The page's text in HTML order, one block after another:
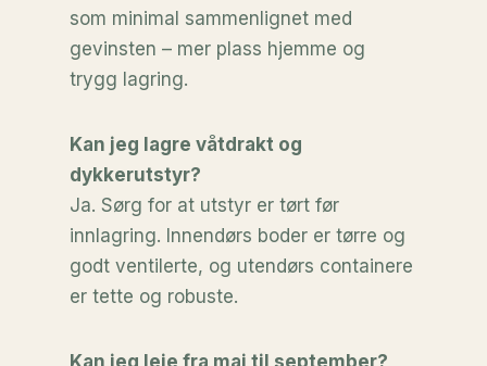
som minimal sammenlignet med
gevinsten – mer plass hjemme og
trygg lagring.
Kan jeg lagre våtdrakt og
dykkerutstyr?
Ja. Sørg for at utstyr er tørt før
innlagring. Innendørs boder er tørre og
godt ventilerte, og utendørs containere
er tette og robuste.
Kan jeg leie fra mai til september?